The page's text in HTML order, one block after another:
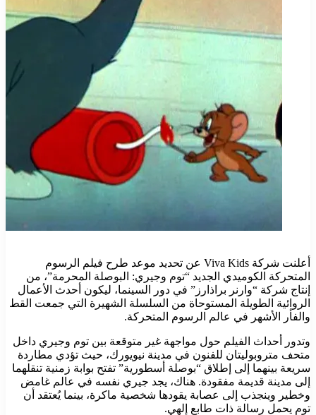
أعلنت شركة Viva Kids عن تحديد موعد طرح فيلم الرسوم
المتحركة الكوميدي الجديد “توم وجيري: البوصلة المحرمة”، من
إنتاج شركة “وارنر براذارز” في دور السينما، ليكون أحدث الأعمال
الروائية الطويلة المستوحاة من السلسلة الشهيرة التي جمعت القط
والفأر الأشهر في عالم الرسوم المتحركة.
وتدور أحداث الفيلم حول مواجهة غير متوقعة بين توم وجيري داخل
متحف متروبوليتان للفنون في مدينة نيويورك، حيث تؤدي مطاردة
سريعة بينهما إلى إطلاق “بوصلة أسطورية” تفتح بوابة زمنية تنقلهما
إلى مدينة قديمة مفقودة. هناك، يجد جيري نفسه في عالم غامض
وخطير وينجذب إلى عصابة يقودها شخصية ماكرة، بينما يُعتقد أن
توم يحمل رسالة ذات طابع إلهي.